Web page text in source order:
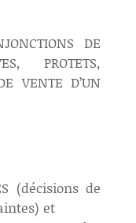
DE
PROTETS,
VENTE D’UN
(décisions de
et